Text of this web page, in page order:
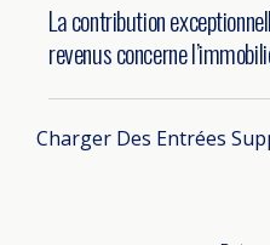
La contribution
revenus concerne
Charger Des Entrées